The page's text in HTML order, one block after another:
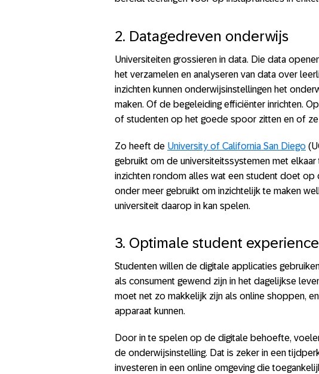
2. Datagedreven onderwijs
Universiteiten grossieren in data. Die data
het verzamelen en analyseren van data over
inzichten kunnen onderwijsinstellingen het
maken. Of de begeleiding efficiënter inrichten.
of studenten op het goede spoor zitten en of
Zo heeft de University of California San Diego
gebruikt om de universiteitssystemen met
inzichten rondom alles wat een student doet op
onder meer gebruikt om inzichtelijk te maken
universiteit daarop in kan spelen.
3. Optimale student experience
Studenten willen de digitale applicaties
als consument gewend zijn in het dagelijkse
moet net zo makkelijk zijn als online shoppen,
apparaat kunnen.
Door in te spelen op de digitale behoefte,
de onderwijsinstelling. Dat is zeker in een
investeren in een online omgeving die